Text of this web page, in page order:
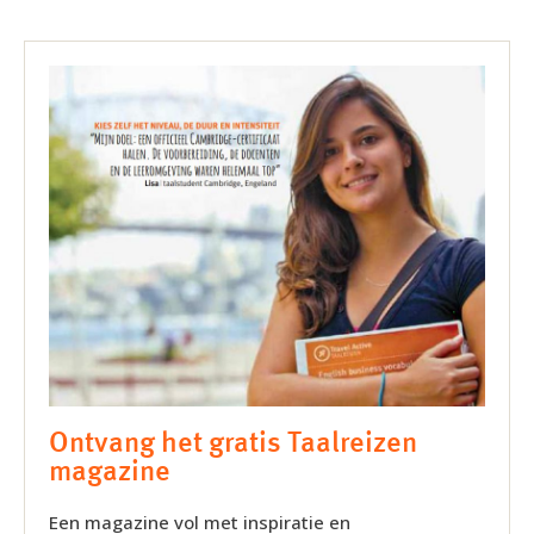
Ontvang het gratis Taalreizen
magazine
Een magazine vol met inspiratie en